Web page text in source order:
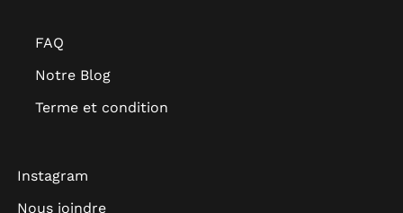
FAQ
Notre Blog
Terme et condition
Instagram
Nous joindre